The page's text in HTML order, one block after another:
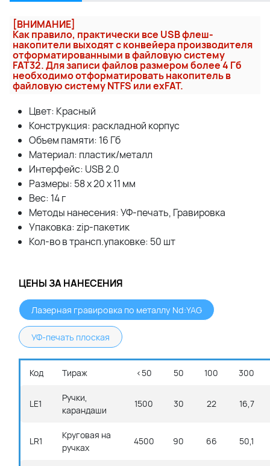
[ВНИМАНИЕ]
Как правило, практически все USB флеш-
накопители выходят с конвейера производителя
отформатированными в файловую систему
FAT32. Для записи файлов размером более 4 Гб
необходимо отформатировать накопитель в
файловую систему NTFS или exFAT.
Цвет: Красный
Конcтрукция: раскладной корпус
Объем памяти: 16 Гб
Материал: пластик/металл
Интерфейс: USB 2.0
Размеры: 58 x 20 x 11 мм
Вес: 14 г
Методы нанесения: УФ-печать, Гравировка
Упаковка: zip-пакетик
Кол-во в трансп.упаковке: 50 шт
ЦЕНЫ ЗА НАНЕСЕНИЯ
Лазерная гравировка по металлу Nd:YAG
УФ-печать плоская
Код Тираж <50 50 100 300
LE1
Ручки,
карандаши
1500 30 22 16,7
LR1
Круговая на
ручках
4500 90 66 50,1